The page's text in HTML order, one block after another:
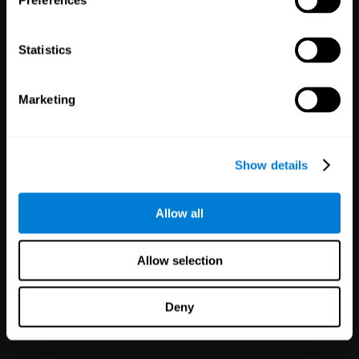
Statistics
Marketing
Show details
Allow all
Allow selection
Deny
Klinische
1,135
30,503
White-Label
-Partnerschaften